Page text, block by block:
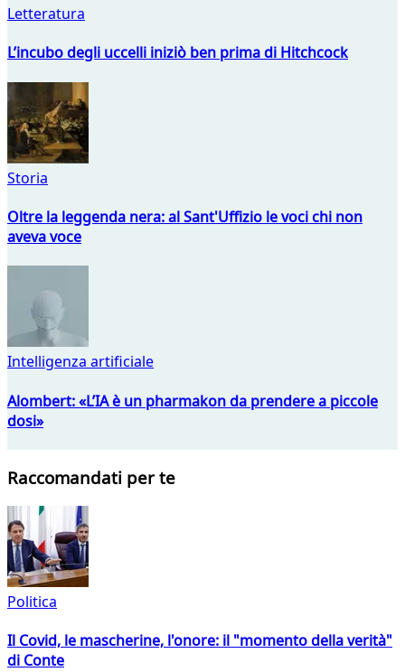
Letteratura
L’incubo degli uccelli iniziò ben prima di Hitchcock
Storia
Oltre la leggenda nera: al Sant'Uffizio le voci chi non
aveva voce
Intelligenza artificiale
Alombert: «L’IA è un pharmakon da prendere a piccole
dosi»
Raccomandati per te
Politica
Il Covid, le mascherine, l'onore: il "momento della verità"
di Conte